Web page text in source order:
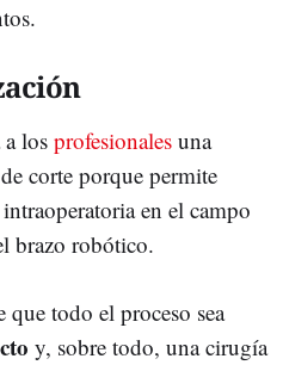
los profesionales una
corte porque permite
en el campo
brazo robótico.
todo el proceso sea
y, sobre todo, una cirugía